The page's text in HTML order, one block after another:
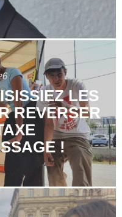
LES
REVERSER
!